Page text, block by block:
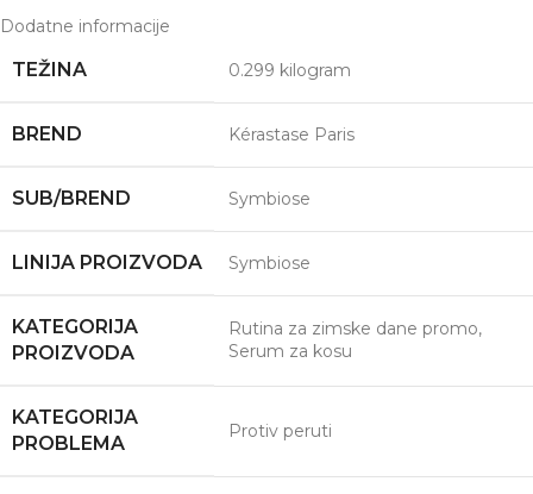
Dodatne informacije
TEŽINA 0.299 kilogram
BREND Kérastase Paris
SUB/BREND Symbiose
LINIJA PROIZVODA Symbiose
KATEGORIJA
PROIZVODA
Rutina za zimske dane promo,
Serum za kosu
KATEGORIJA
PROBLEMA
Protiv peruti